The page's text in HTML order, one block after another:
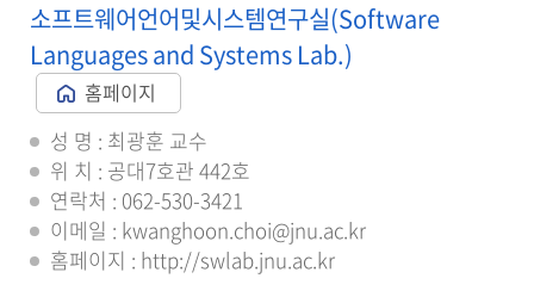
소프트웨어언어및시스템연구실(Software
Languages and Systems Lab.)
홈페이지
성 명 : 최광훈 교수
위 치 : 공대7호관 442호
연락처 : 062-530-3421
이메일 : kwanghoon.choi@jnu.ac.kr
홈페이지 : http://swlab.jnu.ac.kr